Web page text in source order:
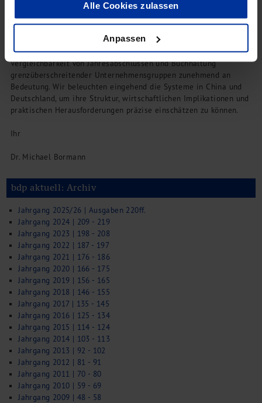
Alle Cookies zulassen
Anpassen
2026 eine neue Qualität. Wir informieren Sie über die aktuellen
digitalen Updates.
Internationale Rechnungslegung:In Zeiten globaler
Wertschöpfungsnetzwerke gewinnt die zuverlässige
Vergleichbarkeit von Jahresabschlüssen und Buchhaltung
grenzüberschreitender Unternehmensgruppen zunehmend an
Bedeutung. Wir beleuchten eingehend die Systeme in China und
Deutschland, um ihre Struktur, wirtschaftlichen Implikationen und
praktischen Herausforderungen präzise einschätzen zu können.
Ihr
Dr. Michael Bormann
bdp aktuell: Archiv
Jahrgang 2025/26 | Ausgaben 220ff.
Jahrgang 2024 | 209 - 219
Jahrgang 2023 | 198 - 208
Jahrgang 2022 | 187 - 197
Jahrgang 2021 | 176 - 186
Jahrgang 2020 | 166 - 175
Jahrgang 2019 | 156 - 165
Jahrgang 2018 | 146 - 155
Jahrgang 2017 | 135 - 145
Jahrgang 2016 | 125 - 134
Jahrgang 2015 | 114 - 124
Jahrgang 2014 | 103 - 113
Jahrgang 2013 | 92 - 102
Jahrgang 2012 | 81 - 91
Jahrgang 2011 | 70 - 80
Jahrgang 2010 | 59 - 69
Jahrgang 2009 | 48 - 58